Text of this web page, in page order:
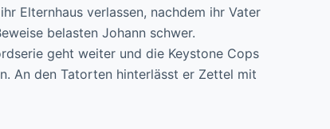
Elternhaus verlassen, nachdem ihr Vater
belasten Johann schwer.
geht weiter und die Keystone Cops
An den Tatorten hinterlässt er Zettel mit